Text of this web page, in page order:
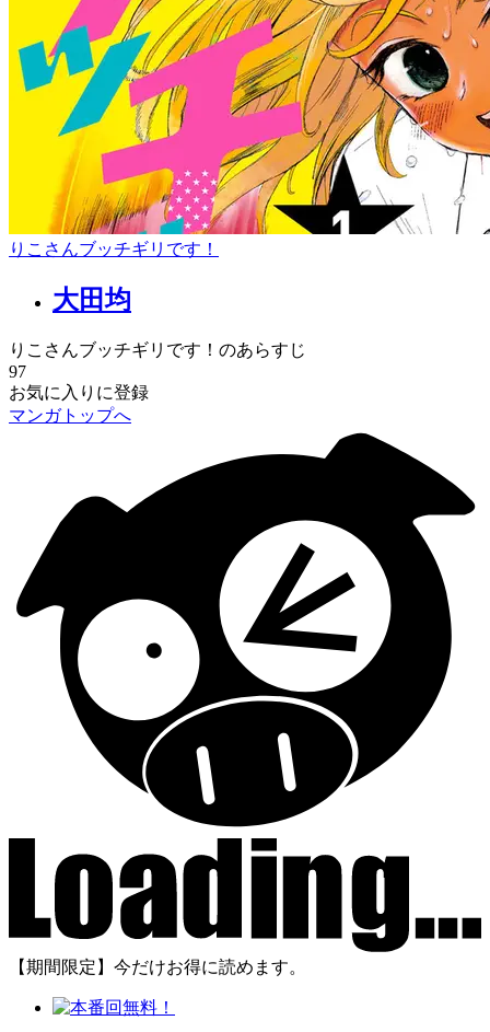
りこさんブッチギリです！
大田均
りこさんブッチギリです！のあらすじ
97
お気に入りに登録
マンガトップへ
【期間限定】今だけお得に読めます。